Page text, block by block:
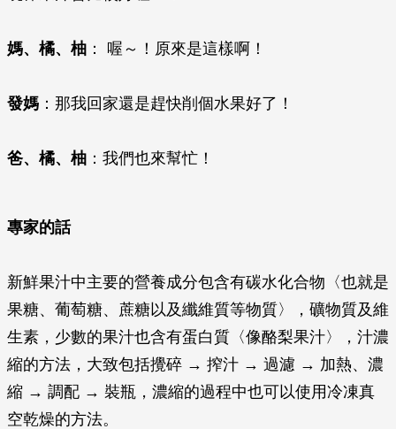
媽、橘、柚 ： 喔～！原來是這樣啊！
發媽 ：那我回家還是趕快削個水果好了！
爸、橘、柚 ：我們也來幫忙！
專家的話
新鮮果汁中主要的營養成分包含有碳水化合物〈也就是
果糖、葡萄糖、蔗糖以及纖維質等物質〉，礦物質及維
生素，少數的果汁也含有蛋白質〈像酪梨果汁〉，汁濃
縮的方法，大致包括攪碎 → 搾汁 → 過濾 → 加熱、濃
縮 → 調配 → 裝瓶，濃縮的過程中也可以使用冷凍真
空乾燥的方法。